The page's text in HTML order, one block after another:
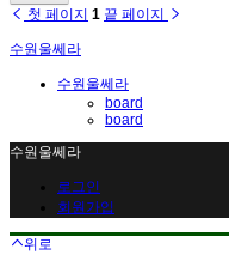
첫 페이지 1 끝 페이지
수원울쎄라
수원울쎄라
board
board
수원울쎄라
로그인
회원가입
위로